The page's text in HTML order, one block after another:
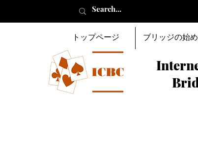
トップページ ブリッジの始